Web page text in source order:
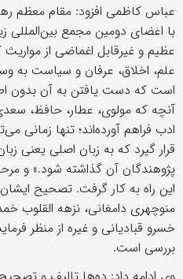
عباس کاظمی افزود: مقام معظم
با اعضای دومین مجمع بین‌المللی
عظیم و غیرقابل اغماضی از
علم، اخلاق، عرفان و سیاست به
است که دست یافتن به آن بدون
آنچه که مولوی، عطار، حافظ،
ادب فراهم آورده‌اند؛ تنها زمانی
قرار گیرد که به زبان اصلی یعنی
پژوهندگان آن گذاشته شود.» و
این راه به کار گرفت. تصحیح
منوچهری دامغانی، نزهه القلوب
خسرو قبادیانی و غیره از منظر
بررسی است.